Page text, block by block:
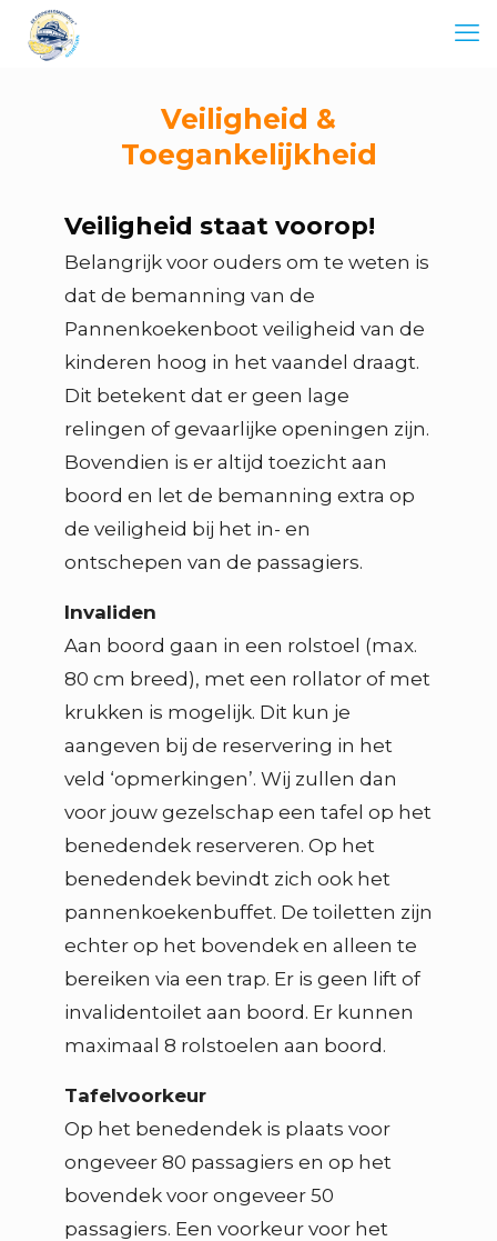
Veiligheid &
Toegankelijkheid
Veiligheid staat voorop!
Belangrijk voor ouders om te weten is
dat de bemanning van de
Pannenkoekenboot veiligheid van de
kinderen hoog in het vaandel draagt.
Dit betekent dat er geen lage
relingen of gevaarlijke openingen zijn.
Bovendien is er altijd toezicht aan
boord en let de bemanning extra op
de veiligheid bij het in- en
ontschepen van de passagiers.
Invaliden
Aan boord gaan in een rolstoel (max.
80 cm breed), met een rollator of met
krukken is mogelijk. Dit kun je
aangeven bij de reservering in het
veld ‘opmerkingen’. Wij zullen dan
voor jouw gezelschap een tafel op het
benedendek reserveren. Op het
benedendek bevindt zich ook het
pannenkoekenbuffet. De toiletten zijn
echter op het bovendek en alleen te
bereiken via een trap. Er is geen lift of
invalidentoilet aan boord. Er kunnen
maximaal 8 rolstoelen aan boord.
Tafelvoorkeur
Op het benedendek is plaats voor
ongeveer 80 passagiers en op het
bovendek voor ongeveer 50
passagiers. Een voorkeur voor het